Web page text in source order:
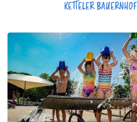
KETTELER BAUERNHOF